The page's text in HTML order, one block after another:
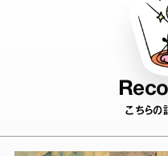
こちらの